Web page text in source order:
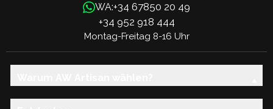
WA:+34 67850 20 49
+34 952 918 444
Montag-Freitag 8-16 Uhr